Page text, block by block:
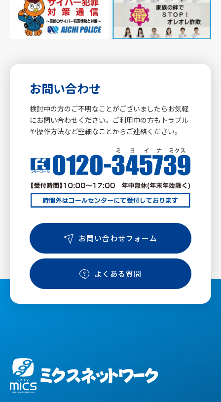
お問い合わせ
検討中の方のご不明なことがございましたらお気軽
にお問い合わせください。ご利用中の方もトラブル
や操作方法など些細なことからご連絡ください。
お問い合わせフォーム
よくある質問